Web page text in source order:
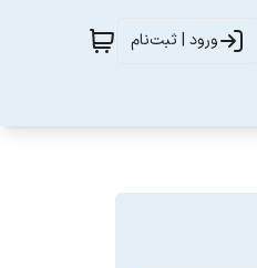
ورود | ثبت‌نام